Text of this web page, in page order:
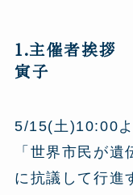
1.主催者挨拶
寅子
5/15(土)10:00よ
「世界市民が
に抗議して行